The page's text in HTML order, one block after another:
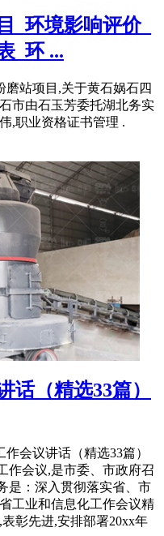
_环境影响评价_
_环 ...
磨站项目,关于黄石娲石四
市由石玉芳委托湖北务实
,职业资格证书管理 .
话（精选33篇）
会议讲话（精选33篇）
作会议,是市委、市政府召
是：深入贯彻落实省、市
工业和信息化工作会议精
彰先进,安排部署20xx年